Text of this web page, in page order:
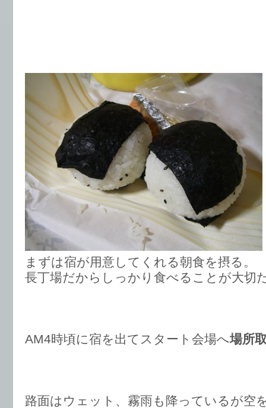
まずは宿が用意してくれる朝食を摂る。
長丁場だからしっかり食べることが大切
AM4時頃に宿を出てスタート会場へ場所
路面はウェット、霧雨も降っているが空